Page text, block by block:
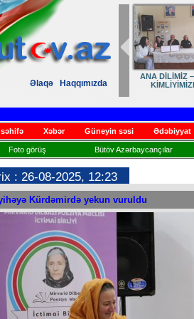
Əlaqə
Haqqımızda
ANA DİLİMİZ
Xəbər Güneyin səsi Ədəbiyyat
Foto görüş Bütöv Azərbaycançılar
: 26-08-2025, 12:23
Kürdəmirdə yekun vuruldu